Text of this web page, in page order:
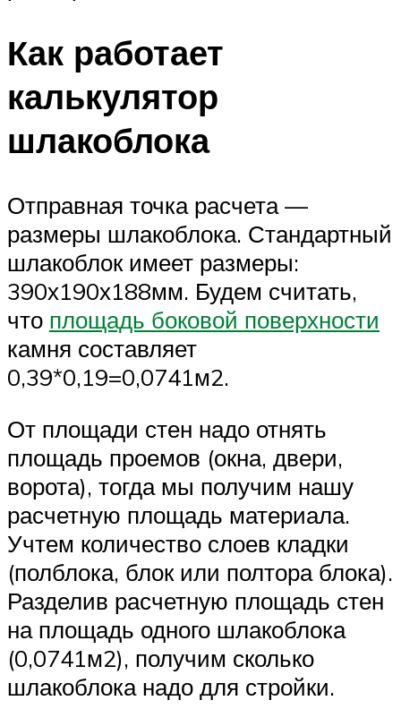
Как работает
калькулятор
шлакоблока
Отправная точка расчета —
размеры шлакоблока. Стандартный
шлакоблок имеет размеры:
390х190х188мм. Будем считать,
что площадь боковой поверхности
камня составляет
0,39*0,19=0,0741м2.
От площади стен надо отнять
площадь проемов (окна, двери,
ворота), тогда мы получим нашу
расчетную площадь материала.
Учтем количество слоев кладки
(полблока, блок или полтора блока).
Разделив расчетную площадь стен
на площадь одного шлакоблока
(0,0741м2), получим сколько
шлакоблока надо для стройки.